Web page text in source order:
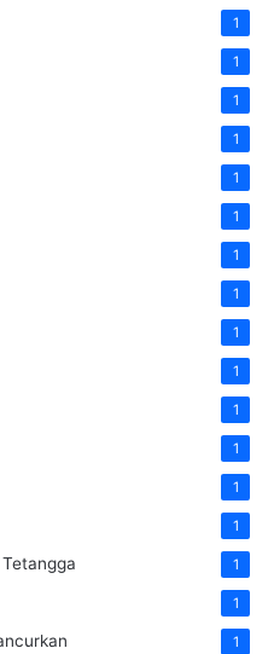
1
1
1
1
1
1
1
1
1
1
1
1
1
1
1
1
1